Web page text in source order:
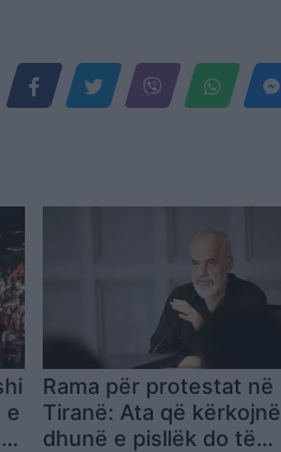
e
Rama për protestat në
Tiranë: Ata që kërkojnë
dhunë e pisllëk do të